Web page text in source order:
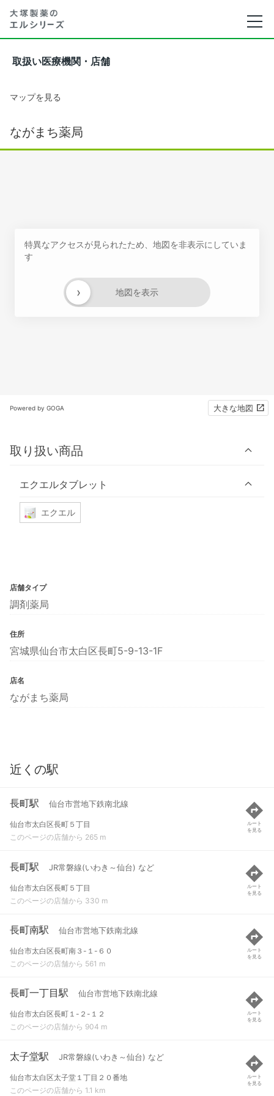
取扱い医療機関・店舗
マップを見る
ながまち薬局
特異なアクセスが見られたため、地図を非表示にしていま
す
地図を表示
›
Powered by GOGA 大きな地図
取り扱い商品
エクエルタブレット
エクエル
店舗タイプ
調剤薬局
住所
宮城県仙台市太白区長町5-9-13-1F
店名
ながまち薬局
近くの駅
長町駅 仙台市営地下鉄南北線
仙台市太白区長町５丁目
このページの店舗から 265 m
ルート
を見る
長町駅 JR常磐線(いわき～仙台) など
仙台市太白区長町５丁目
このページの店舗から 330 m
ルート
を見る
長町南駅 仙台市営地下鉄南北線
仙台市太白区長町南３-１-６０
このページの店舗から 561 m
ルート
を見る
長町一丁目駅 仙台市営地下鉄南北線
仙台市太白区長町１-２-１２
このページの店舗から 904 m
ルート
を見る
太子堂駅 JR常磐線(いわき～仙台) など
仙台市太白区太子堂１丁目２０番地
このページの店舗から 1.1 km
ルート
を見る